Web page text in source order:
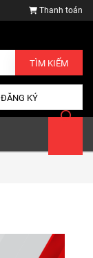
Thanh toán
TÌM KIẾM
ĐĂNG KÝ